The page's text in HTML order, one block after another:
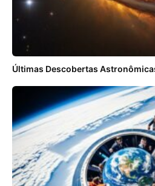
Últimas Descobertas